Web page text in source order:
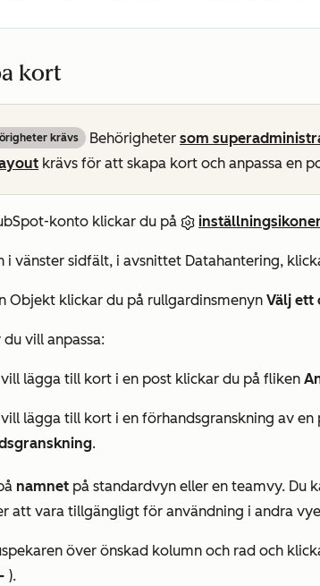
kort
krävs Behörigheter som
krävs för att skapa kort och anpassa en
konto klickar du på
i vänster sidfält, i avsnittet Datahantering,
Objekt klickar du på rullgardinsmenyn Välj ett
du vill anpassa:
lägga till kort i en post klickar du på fliken
lägga till kort i en förhandsgranskning av
.
namnet på standardvyn eller en teamvy. Du
att vara tillgängligt för användning i andra
över önskad kolumn och rad och
).